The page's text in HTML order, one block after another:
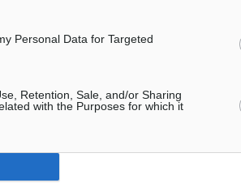
Personal Data for Targeted
Retention, Sale, and/or Sharing
with the Purposes for which it